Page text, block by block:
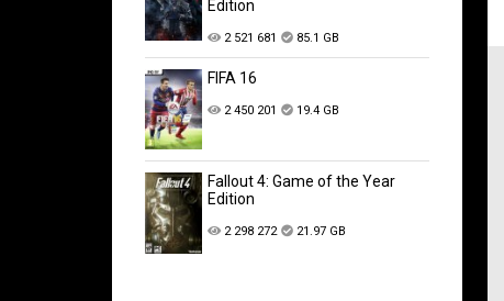
Edition
2 521 681 85.1 GB
FIFA 16
2 450 201 19.4 GB
Fallout 4: Game of the Year
Edition
2 298 272 21.97 GB